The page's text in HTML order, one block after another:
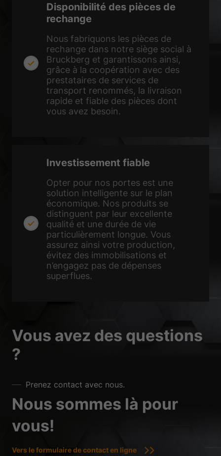
Disponibilité des pièces de
rechange
Nous fabriquons les pièces de
rechange dans notre siège social à
Bruckberg et garantissons ainsi,
grâce à la coopération avec des
prestataires de services de
transport renommés, la livraison
rapide et fiable des pièces dont
vous avez besoin.
Investissement fiable
Opter pour nos portes est une
solution intelligente sur le plan
économique. Nos produits se
distinguent par leur excellente
qualité et une durée de vie
particulièrement longue. Vous
assurez ainsi votre production,
évitez des immobilisations et
n’engagez pas de dépenses
superflues.
Vous avez des questions
?
Prenez contact avec nous.
Nous sommes là pour
vous!
Vers le formulaire de contact en ligne